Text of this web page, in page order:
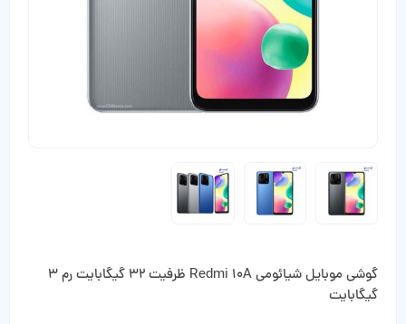
گوشی موبایل شیائومی Redmi 10A ظرفیت 32 گیگابایت رم 3
گیگابایت